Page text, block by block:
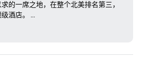
的一席之地，在整个北美排名第三，
酒店。
还荣获了久负盛名的《康德纳斯特旅
一项精英荣誉，授予具有以下条件的